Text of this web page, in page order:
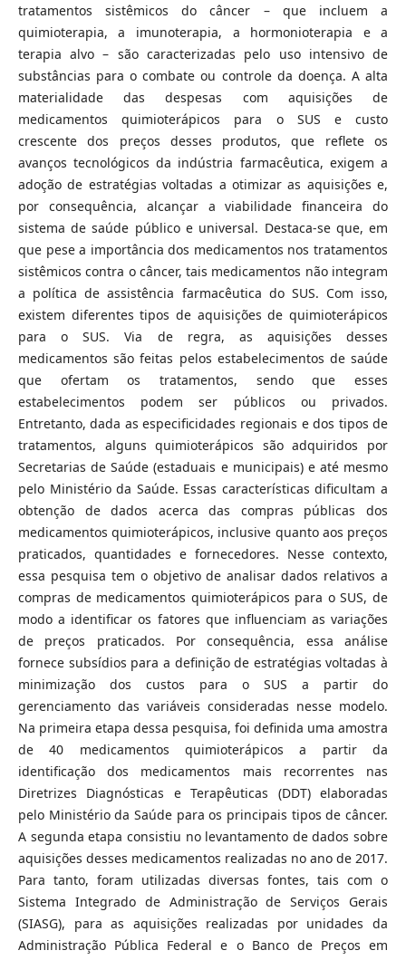
tratamentos sistêmicos do câncer – que incluem a
quimioterapia, a imunoterapia, a hormonioterapia e a
terapia alvo – são caracterizadas pelo uso intensivo de
substâncias para o combate ou controle da doença. A alta
materialidade das despesas com aquisições de
medicamentos quimioterápicos para o SUS e custo
crescente dos preços desses produtos, que reflete os
avanços tecnológicos da indústria farmacêutica, exigem a
adoção de estratégias voltadas a otimizar as aquisições e,
por consequência, alcançar a viabilidade financeira do
sistema de saúde público e universal. Destaca-se que, em
que pese a importância dos medicamentos nos tratamentos
sistêmicos contra o câncer, tais medicamentos não integram
a política de assistência farmacêutica do SUS. Com isso,
existem diferentes tipos de aquisições de quimioterápicos
para o SUS. Via de regra, as aquisições desses
medicamentos são feitas pelos estabelecimentos de saúde
que ofertam os tratamentos, sendo que esses
estabelecimentos podem ser públicos ou privados.
Entretanto, dada as especificidades regionais e dos tipos de
tratamentos, alguns quimioterápicos são adquiridos por
Secretarias de Saúde (estaduais e municipais) e até mesmo
pelo Ministério da Saúde. Essas características dificultam a
obtenção de dados acerca das compras públicas dos
medicamentos quimioterápicos, inclusive quanto aos preços
praticados, quantidades e fornecedores. Nesse contexto,
essa pesquisa tem o objetivo de analisar dados relativos a
compras de medicamentos quimioterápicos para o SUS, de
modo a identificar os fatores que influenciam as variações
de preços praticados. Por consequência, essa análise
fornece subsídios para a definição de estratégias voltadas à
minimização dos custos para o SUS a partir do
gerenciamento das variáveis consideradas nesse modelo.
Na primeira etapa dessa pesquisa, foi definida uma amostra
de 40 medicamentos quimioterápicos a partir da
identificação dos medicamentos mais recorrentes nas
Diretrizes Diagnósticas e Terapêuticas (DDT) elaboradas
pelo Ministério da Saúde para os principais tipos de câncer.
A segunda etapa consistiu no levantamento de dados sobre
aquisições desses medicamentos realizadas no ano de 2017.
Para tanto, foram utilizadas diversas fontes, tais com o
Sistema Integrado de Administração de Serviços Gerais
(SIASG), para as aquisições realizadas por unidades da
Administração Pública Federal e o Banco de Preços em